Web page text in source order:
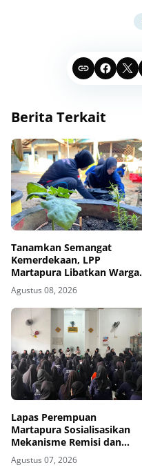
Berita Terkait
Tanamkan Semangat
Kemerdekaan, LPP
Martapura Libatkan Warga
Binaan dalam Gotong
Royong
Agustus 08, 2026
Lapas Perempuan
Martapura Sosialisasikan
Mekanisme Remisi dan
Integrasi kepada Warga
Binaan
Agustus 07, 2026